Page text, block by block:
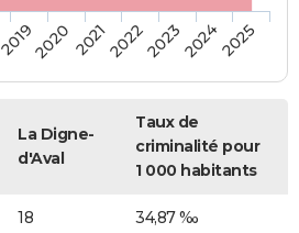
2019202020212022202320242025
La Digne-
d'Aval
Taux de
criminalité pour
1 000 habitants
18 34,87 ‰